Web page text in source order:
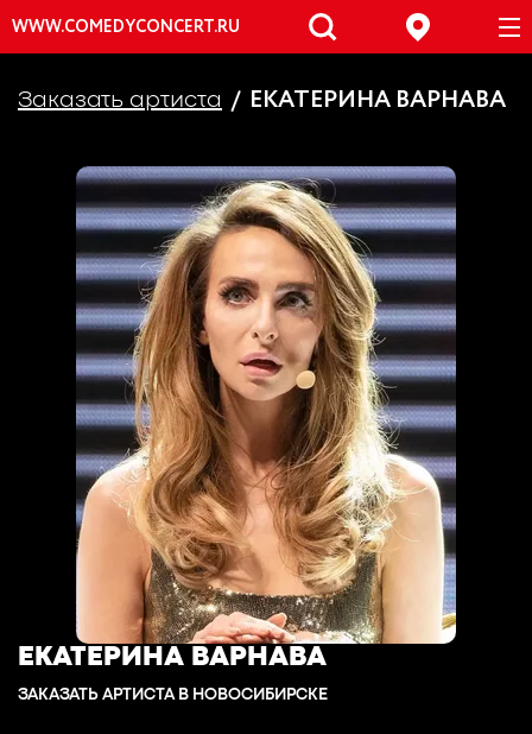
WWW.COMEDYCONCERT.RU
Заказать артиста ЕКАТЕРИНА ВАРНАВА
ЕКАТЕРИНА ВАРНАВА
ЗАКАЗАТЬ АРТИСТА В НОВОСИБИРСКЕ